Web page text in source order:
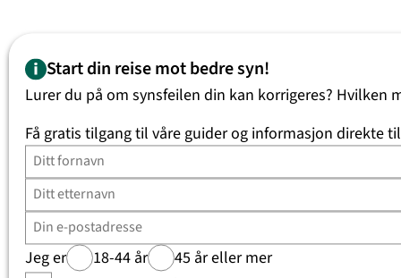
Start din reise mot bedre syn!
Lurer du på om synsfeilen din kan korrigeres? Hvilken
Få gratis tilgang til våre guider og informasjon direkte
Jeg er 18-44 år
45 år eller mer